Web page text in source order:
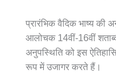
प्रारंभिक वैदिक भाष्य की
आलोचक 14वीं-16वीं
अनुपस्थिति को इस
रूप में उजागर करते हैं।